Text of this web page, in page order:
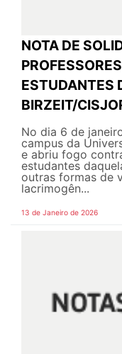
NOTA DE
ESTUDANTES
BIRZEIT/
No dia 6 de
campus da
e abriu fogo
estudantes
outras formas de
lacrimogên...
13 de Janeiro de 2026